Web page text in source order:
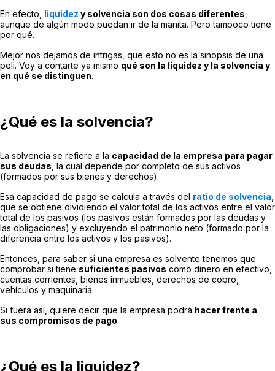
En efecto, liquidez y solvencia son dos cosas diferentes
aunque de algún modo puedan ir de la manita. Pero tampoco tiene
por qué.
Mejor nos dejamos de intrigas, que esto no es la sinopsis de una
peli. Voy a contarte ya mismo qué son la liquidez y la solvencia y
en qué se distinguen.
¿Qué es la solvencia?
La solvencia se refiere a la capacidad de la empresa para pagar
sus deudas , la cual depende por completo de sus activos
(formados por sus bienes y derechos).
Esa capacidad de pago se calcula a través del ratio de solvencia
que se obtiene dividiendo el valor total de los activos entre el valor
total de los pasivos (los pasivos están formados por las deudas y
las obligaciones) y excluyendo el patrimonio neto (formado por la
diferencia entre los activos y los pasivos).
Entonces, para saber si una empresa es solvente tenemos que
comprobar si tiene suficientes pasivos como dinero en efectivo,
cuentas corrientes, bienes inmuebles, derechos de cobro,
vehículos y maquinaria.
Si fuera así, quiere decir que la empresa podrá hacer frente a
sus compromisos de pago.
¿Qué es la liquidez?